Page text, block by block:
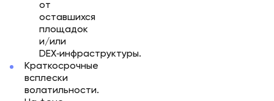
от
оставшихся
площадок
и/или
DEX‑инфраструктуры.
Краткосрочные
всплески
волатильности.